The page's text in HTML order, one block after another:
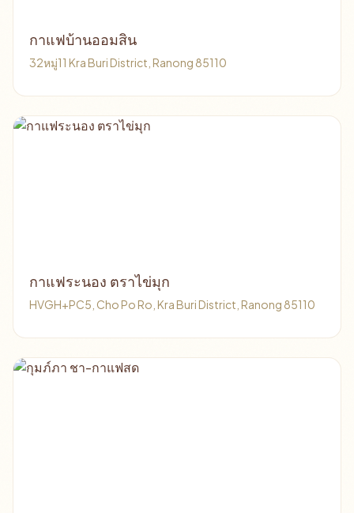
กาแฟบ้านออมสิน
32หมู่11 Kra Buri District, Ranong 85110
กาแฟระนอง ตราไข่มุก
HVGH+PC5, Cho Po Ro, Kra Buri District, Ranong 85110